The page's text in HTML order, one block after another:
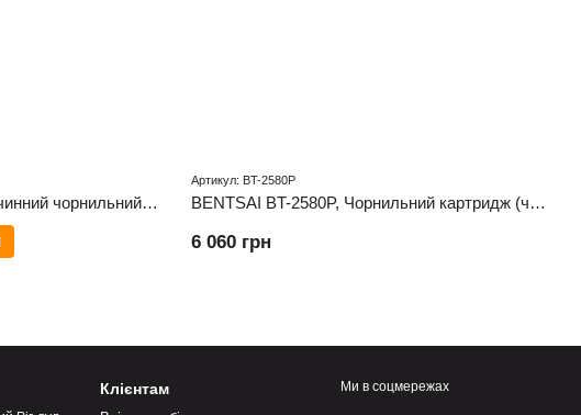
BENTSAI BB21B Водорозчинний чорнильний картридж на водній основі (чорний)
Артикул: BT-2580P
BENTSAI BT-2580P, Чорнильний картридж (чорний)
6 060 грн
Клієнтам Ми в соцмережах